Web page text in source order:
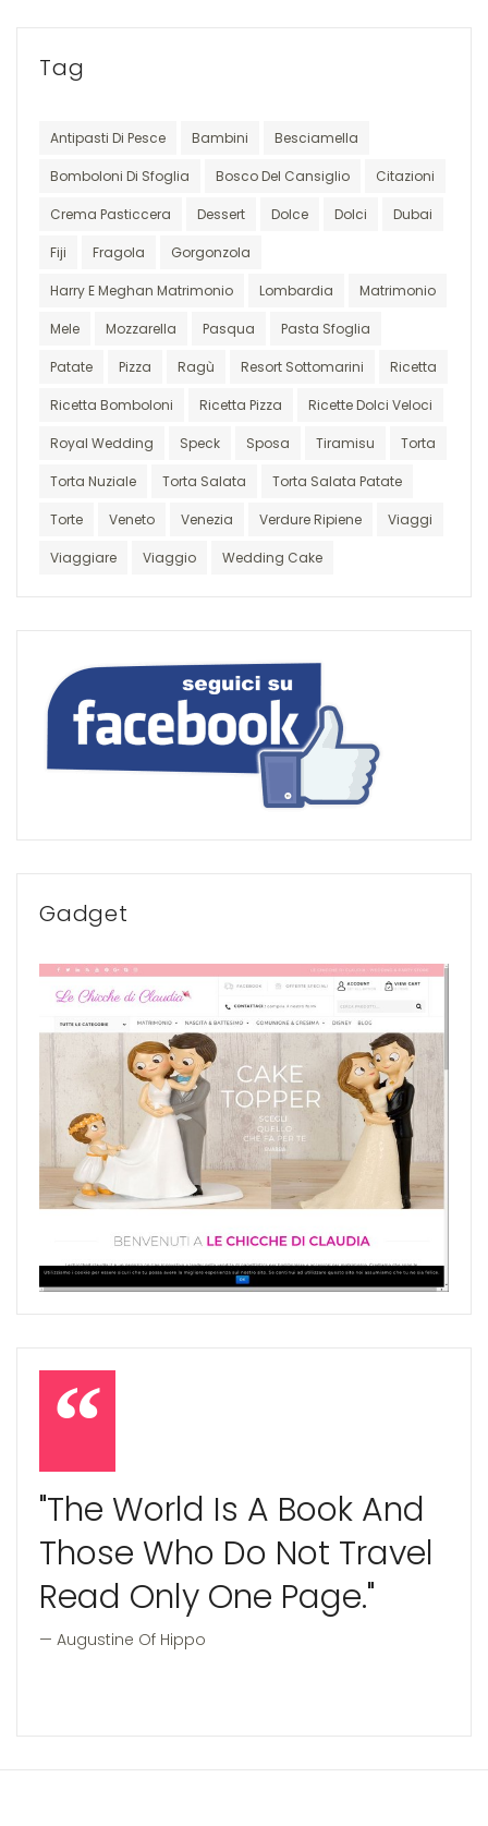
Tag
Antipasti Di Pesce Bambini Besciamella
Bomboloni Di Sfoglia Bosco Del Cansiglio Citazioni
Crema Pasticcera Dessert Dolce Dolci Dubai
Fiji Fragola Gorgonzola
Harry E Meghan Matrimonio Lombardia Matrimonio
Mele Mozzarella Pasqua Pasta Sfoglia
Patate Pizza Ragù Resort Sottomarini Ricetta
Ricetta Bomboloni Ricetta Pizza Ricette Dolci Veloci
Royal Wedding Speck Sposa Tiramisu Torta
Torta Nuziale Torta Salata Torta Salata Patate
Torte Veneto Venezia Verdure Ripiene Viaggi
Viaggiare Viaggio Wedding Cake
Gadget
"The World Is A Book And
Those Who Do Not Travel
Read Only One Page."
Augustine Of Hippo